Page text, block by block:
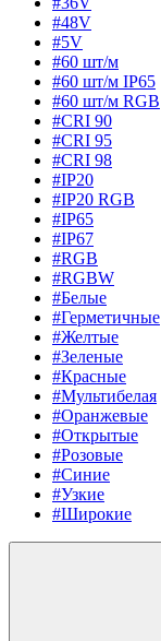
#48V
#5V
#60 шт/м
#60 шт/м IP65
#60 шт/м RGB
#CRI 90
#CRI 95
#CRI 98
#IP20
#IP20 RGB
#IP65
#IP67
#RGB
#RGBW
#Белые
#Герметичные
#Желтые
#Зеленые
#Красные
#Мультибелая
#Оранжевые
#Открытые
#Розовые
#Синие
#Узкие
#Широкие